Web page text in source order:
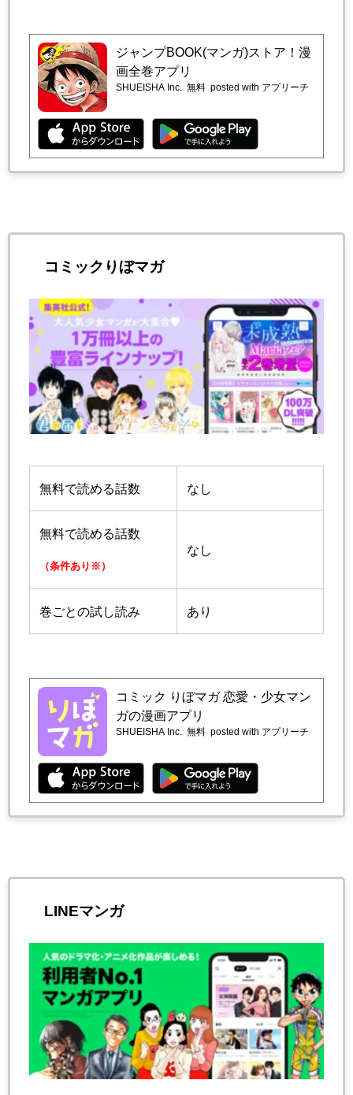
ジャンプBOOK(マンガ)ストア！漫
画全巻アプリ
SHUEISHA Inc. 無料 posted with アプリーチ
コミックりぼマガ
無料で読める話数 なし
無料で読める話数
（条件あり※）
なし
巻ごとの試し読み あり
コミック りぼマガ 恋愛・少女マン
ガの漫画アプリ
SHUEISHA Inc. 無料 posted with アプリーチ
LINEマンガ